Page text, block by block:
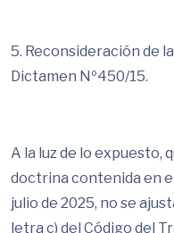
5. Reconsideración de
Dictamen Nº450/15.
A la luz de lo expuesto,
doctrina contenida en
julio de 2025, no se
letra c) del Código del